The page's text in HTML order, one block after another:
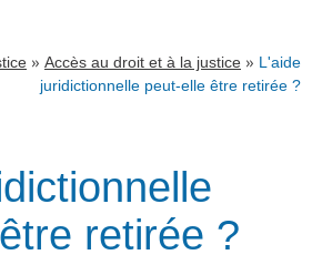
» Accès au droit et à la justice » L'aide
juridictionnelle peut-elle être retirée ?
retirée ?